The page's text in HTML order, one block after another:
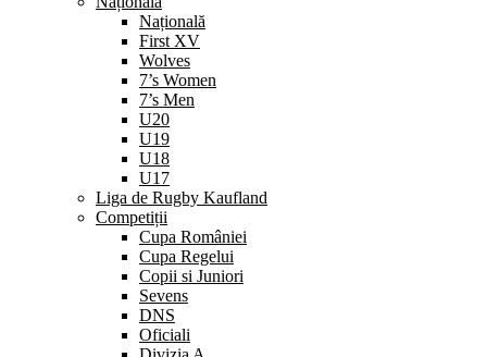
Națională
First XV
Wolves
7’s Women
7’s Men
U20
U19
U18
U17
Liga de Rugby Kaufland
Competiții
Cupa României
Cupa Regelui
Copii si Juniori
Sevens
DNS
Oficiali